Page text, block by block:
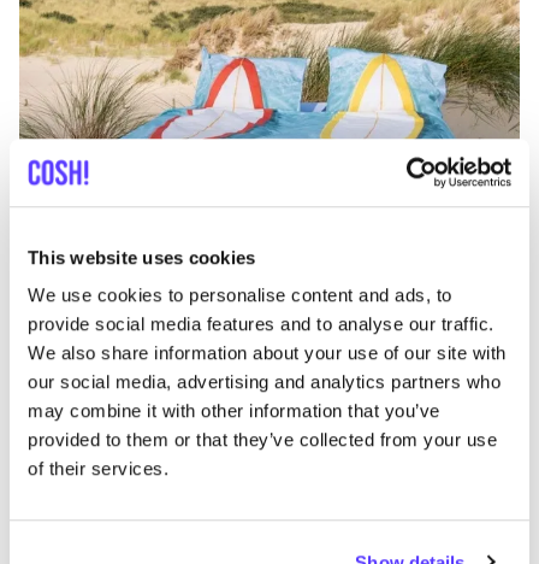
This website uses cookies
We use cookies to personalise content and ads, to
provide social media features and to analyse our traffic.
We also share information about your use of our site with
our social media, advertising and analytics partners who
may combine it with other information that you’ve
provided to them or that they’ve collected from your use
of their services.